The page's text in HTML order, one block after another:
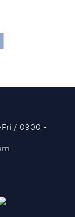
Fri / 0900 -